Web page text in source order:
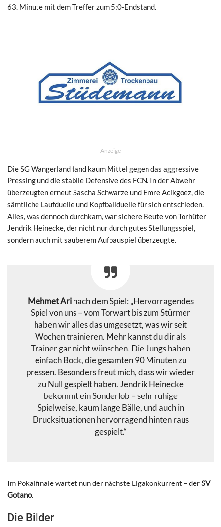
63. Minute mit dem Treffer zum 5:0-Endstand.
Anzeige
Die SG Wangerland fand kaum Mittel gegen das aggressive
Pressing und die stabile Defensive des FCN. In der Abwehr
überzeugten erneut Sascha Schwarze und Emre Acikgoez, die
sämtliche Laufduelle und Kopfballduelle für sich entschieden.
Alles, was dennoch durchkam, war sichere Beute von Torhüter
Jendrik Heinecke, der nicht nur durch gutes Stellungsspiel,
sondern auch mit sauberem Aufbauspiel überzeugte.
Mehmet Arinach dem Spiel: „Hervorragendes
Spiel von uns – vom Torwart bis zum Stürmer
haben wir alles das umgesetzt, was wir seit
Wochen trainieren. Mehr kannst du dir als
Trainer gar nicht wünschen. Die Jungs haben
einfach Bock, die gesamten 90 Minuten zu
pressen. Besonders freut mich, dass wir wieder
zu Null gespielt haben. Jendrik Heinecke
bekommt ein Sonderlob – sehr ruhige
Spielweise, kaum lange Bälle, und auch in
Drucksituationen hervorragend hinten raus
gespielt.“
Im Pokalfinale wartet nun der nächste Ligakonkurrent – derSV
Gotano.
Die Bilder